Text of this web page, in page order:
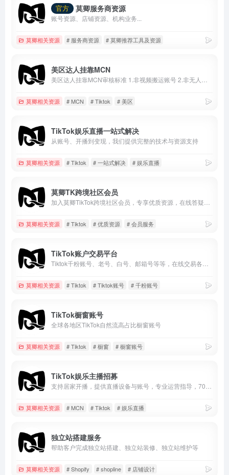
官方 莫卿服务商资源
账号资源、店铺资源、机构业务...
莫卿相关资源 # 服务商资源 # 莫卿推荐工具及资源
美区达人挂靠MCN
莫卿相关资源 # MCN # Tiktok # 美区
TikTok娱乐直播一站式解决
从账号、开播到变现，我们提供完整的技术与资源支持
莫卿相关资源 # Tiktok # 一站式解决 # 娱乐直播
莫卿TK跨境社区会员
莫卿相关资源 # Tiktok # 优质资源 # 会员服务
TikTok账户交易平台
莫卿相关资源 # Tiktok # Tiktok账号 # 千粉账号
TikTok橱窗账号
全球各地区TikTok自然流高占比橱窗账号
莫卿相关资源 # Tiktok # 橱窗 # 橱窗账号
TikTok娱乐主播招募
莫卿相关资源 # MCN # Tiktok # 娱乐直播
独立站搭建服务
帮助客户完成独立站搭建、独立站装修、独立站维护等
莫卿相关资源 # Shopify # shopline # 店铺设计